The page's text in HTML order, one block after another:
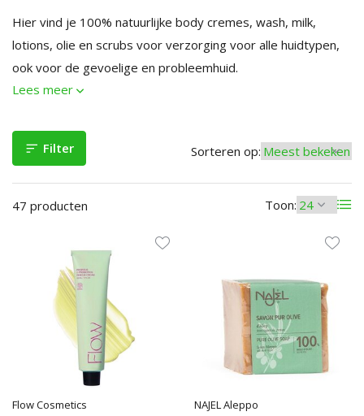
Hier vind je 100% natuurlijke body cremes, wash, milk,
lotions, olie en scrubs voor verzorging voor alle huidtypen,
ook voor de gevoelige en probleemhuid.
Lees meer
Filter
47 producten Toon:
Sorteren op:
Flow Cosmetics NAJEL Aleppo